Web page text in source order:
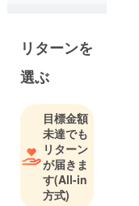
万人目指し
て頑張りま
す！
リターンを
選ぶ
目標金額
未達でも
リターン
が届きま
す(All-in
方式)